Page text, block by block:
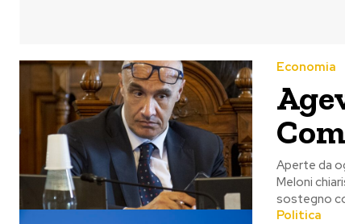
Economia
Aperte da
Meloni
sostegno
Politica